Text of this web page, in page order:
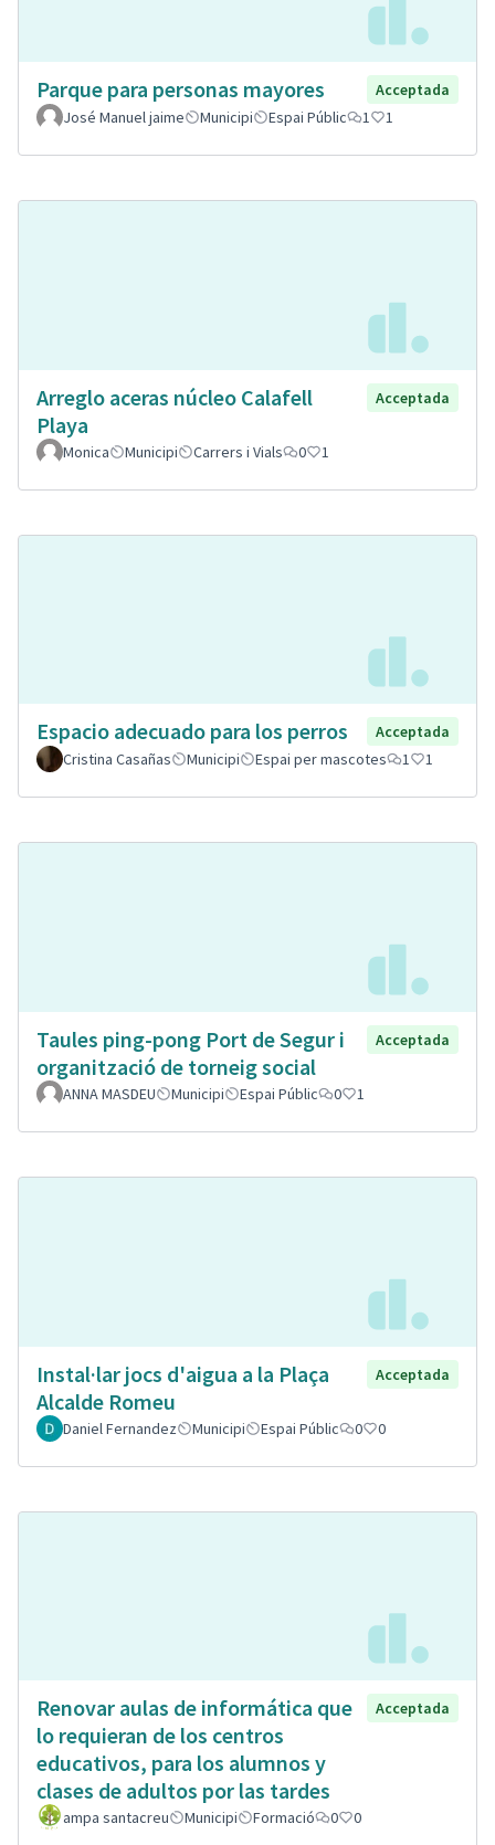
Parque para personas mayores
Acceptada
José Manuel jaime
Municipi Espai Públic 1 1
Arreglo aceras núcleo Calafell
Playa
Acceptada
Monica Municipi Carrers i Vials 0 1
Espacio adecuado para los perros
Acceptada
Cristina Casañas
Municipi Espai per mascotes 1 1
Taules ping-pong Port de Segur i
organització de torneig social
Acceptada
ANNA MASDEU Municipi Espai Públic 0 1
Instal·lar jocs d'aigua a la Plaça
Alcalde Romeu
Acceptada
Daniel Fernandez Municipi Espai Públic 0 0
Renovar aulas de informática que
lo requieran de los centros
educativos, para los alumnos y
clases de adultos por las tardes
Acceptada
ampa santacreu Municipi Formació 0 0